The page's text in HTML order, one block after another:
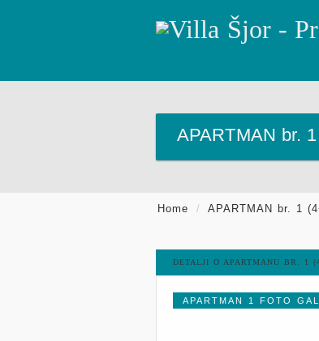
APARTMAN br.
Home / APARTMAN br. 1
DETALJI O APARTMANU BR. 1
APARTMAN 1 FOTO